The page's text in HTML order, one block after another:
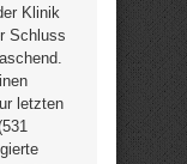
Klinik
Schluss
letzten